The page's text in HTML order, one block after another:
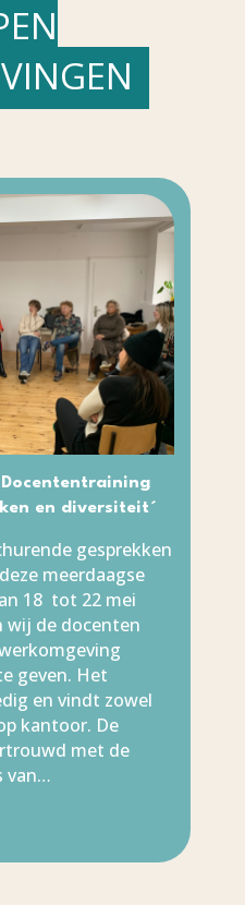
en diversiteit´
gesprekken
meerdaagse
18 tot 22 mei
wij de docenten
geven. Het
en vindt zowel
kantoor. De
met de
van…